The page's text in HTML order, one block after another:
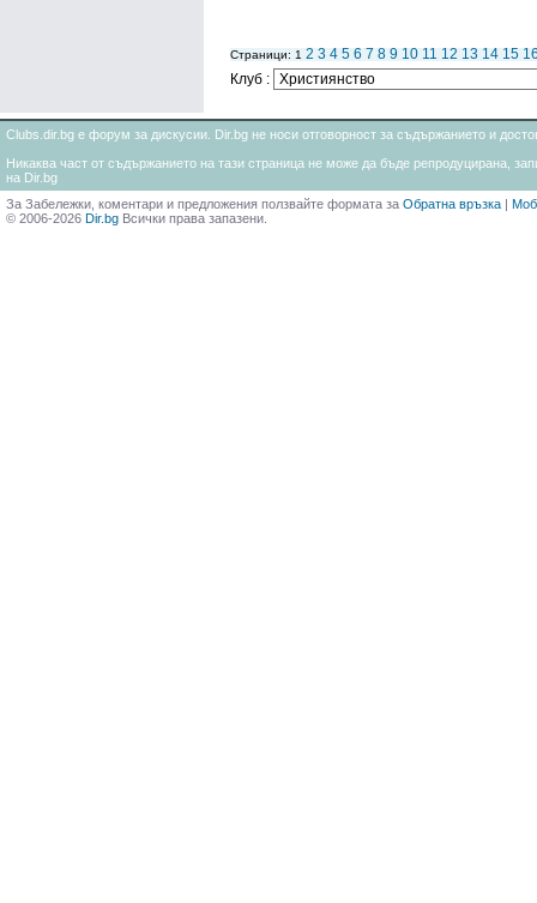
Страници: 1 2 3 4 5 6 7 8 9 10 11 12 13 14 15
Клуб :
Clubs.dir.bg е форум за дискусии. Dir.bg не носи отговорност за съдържанието и
Никаква част от съдържанието на тази страница не може да бъде репродуцирана,
на Dir.bg
За Забележки, коментари и предложения ползвайте формата за Обратна връзка |
© 2006-2026 Dir.bg Всички права запазени.